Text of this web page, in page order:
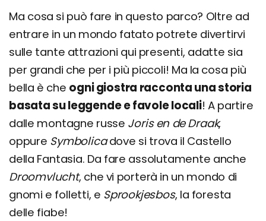
Ma cosa si può fare in questo parco? Oltre ad
entrare in un mondo fatato potrete divertirvi
sulle tante attrazioni qui presenti, adatte sia
per grandi che per i più piccoli! Ma la cosa più
bella è che ogni giostra racconta una storia
basata su leggende e favole locali! A partire
dalle montagne russe Joris en de Draak,
oppure Symbolicadove si trova il Castello
della Fantasia. Da fare assolutamente anche
Droomvlucht, che vi porterà in un mondo di
gnomi e folletti, e Sprookjesbos, la foresta
delle fiabe!